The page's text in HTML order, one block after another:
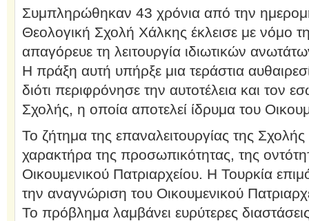
Συμπληρώθηκαν 43 χρόνια από την
Θεολογική Σχολή Χάλκης έκλεισε με νόμο
απαγόρευε τη λειτουργία ιδιωτικών
Η πράξη αυτή υπήρξε μια τεράστια
διότι περιφρόνησε την αυτοτέλεια και τον
Σχολής, η οποία αποτελεί ίδρυμα του
Το ζήτημα της επαναλειτουργίας της Σχολής
χαρακτήρα της προσωπικότητας, της
Οικουμενικού Πατριαρχείου. Η Τουρκία
την αναγνώριση του Οικουμενικού
Το πρόβλημα λαμβάνει ευρύτερες